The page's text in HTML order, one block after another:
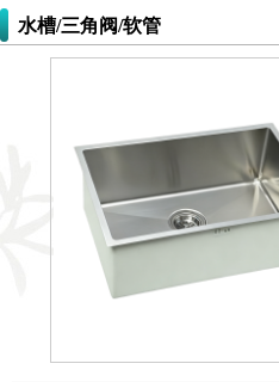
水槽/三角阀/软管